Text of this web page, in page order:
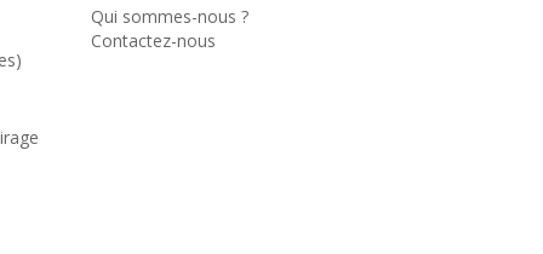
Qui sommes-nous ?
Contactez-nous